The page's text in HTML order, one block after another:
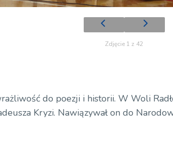
Zdjęcie 1 z 42
do poezji i historii. W Woli
Kryzi. Nawiązywał on do